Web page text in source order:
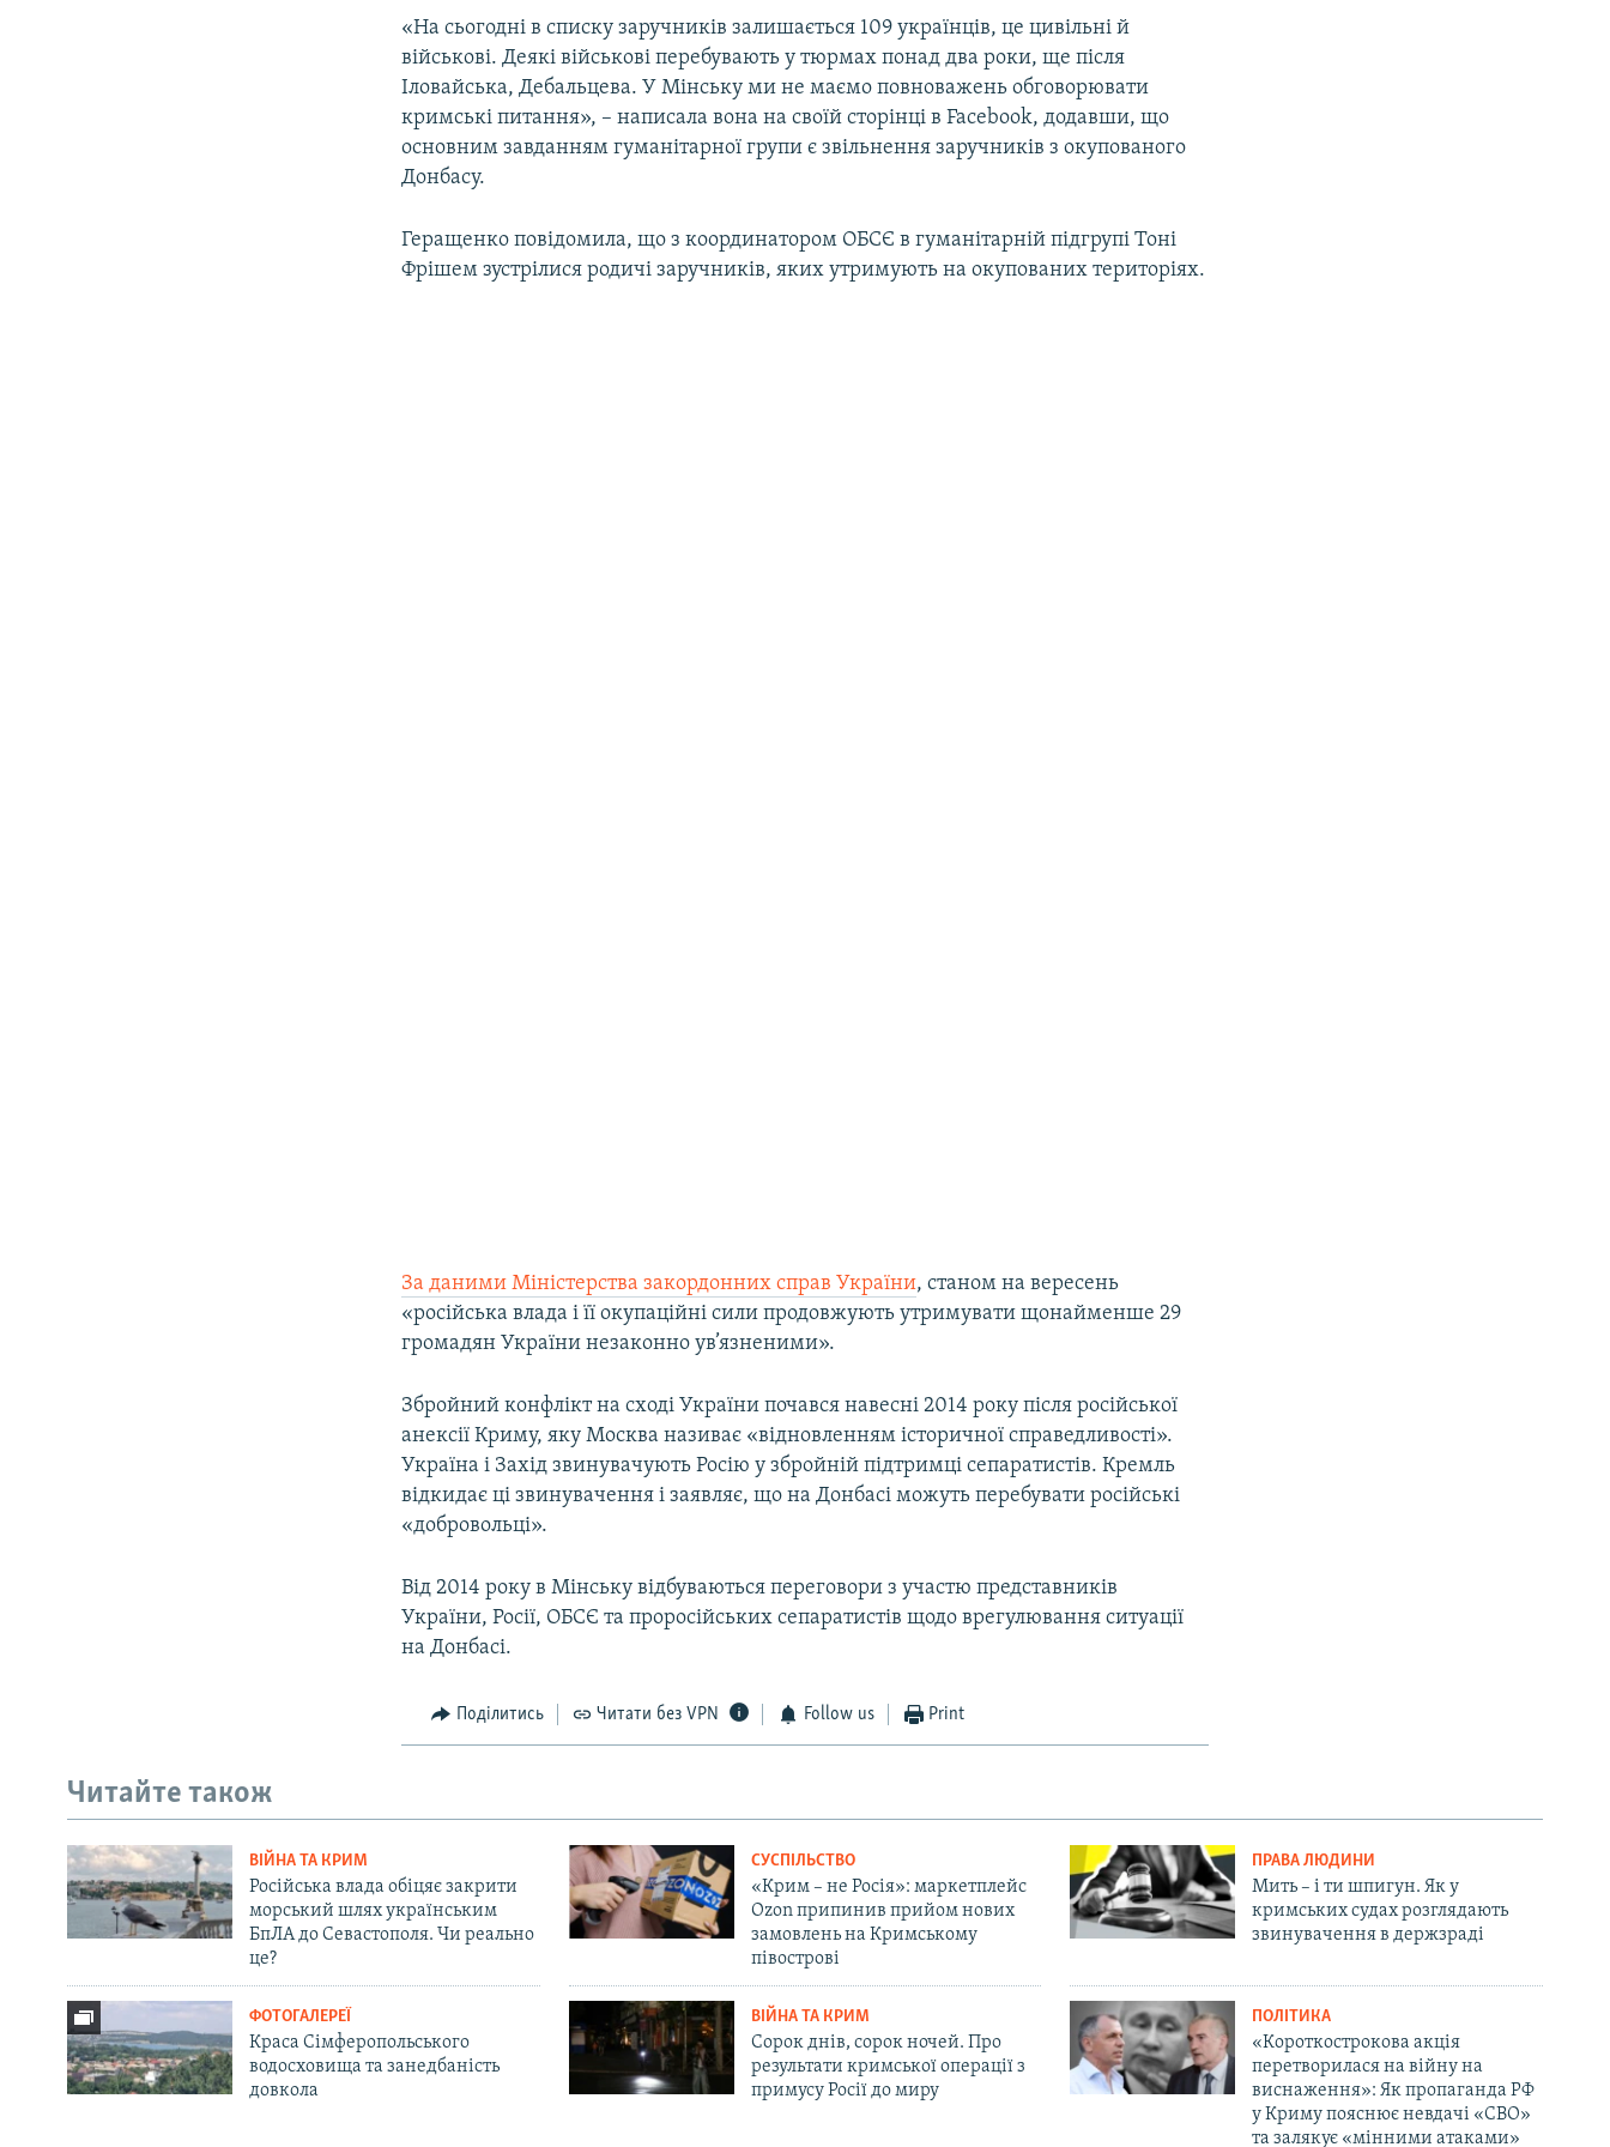
«На сьогодні в списку заручників залишається 109 українців, це цивільні й
військові. Деякі військові перебувають у тюрмах понад два роки, ще після
Іловайська, Дебальцева. У Мінську ми не маємо повноважень обговорювати
кримські питання», – написала вона на своїй сторінці в Facebook, додавши, що
основним завданням гуманітарної групи є звільнення заручників з окупованого
Донбасу.
Геращенко повідомила, що з координатором ОБСЄ в гуманітарній підгрупі Тоні
Фрішем зустрілися родичі заручників, яких утримують на окупованих територіях.
За даними Міністерства закордонних справ України, станом на вересень
«російська влада і її окупаційні сили продовжують утримувати щонайменше 29
громадян України незаконно ув’язненими».
Збройний конфлікт на сході України почався навесні 2014 року після російської
анексії Криму, яку Москва називає «відновленням історичної справедливості».
Україна і Захід звинувачують Росію у збройній підтримці сепаратистів. Кремль
відкидає ці звинувачення і заявляє, що на Донбасі можуть перебувати російські
«добровольці».
Від 2014 року в Мінську відбуваються переговори з участю представників
України, Росії, ОБСЄ та проросійських сепаратистів щодо врегулювання ситуації
на Донбасі.
Поділитись Читати без VPN Follow us Print
Читайте також
ВІЙНА ТА КРИМ
Російська влада обіцяє закрити
морський шлях українським
БпЛА до Севастополя. Чи реально
це?
СУСПІЛЬСТВО
«Крим – не Росія»: маркетплейс
Ozon припинив прийом нових
замовлень на Кримському
півострові
ПРАВА ЛЮДИНИ
Мить – і ти шпигун. Як у
кримських судах розглядають
звинувачення в держзраді
ФОТОГАЛЕРЕЇ
Краса Сімферопольського
водосховища та занедбаність
довкола
ВІЙНА ТА КРИМ
Сорок днів, сорок ночей. Про
результати кримської операції з
примусу Росії до миру
ПОЛІТИКА
«Короткострокова акція
перетворилася на війну на
виснаження»: Як пропаганда РФ
у Криму пояснює невдачі «СВО»
та залякує «мінними атаками»